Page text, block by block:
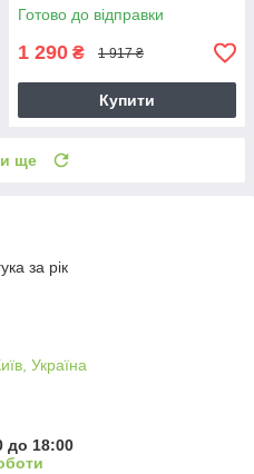
(913011-010)
Готово до відправки
1 290 ₴ 1 917 ₴
Купити
ще
за рік
Україна
до 18:00